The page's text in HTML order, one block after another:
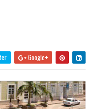
Google+